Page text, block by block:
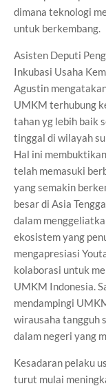
dimana teknologi
untuk berkembang.
Asisten Deputi
Inkubasi Usaha
Agustin
UMKM terhubung
tahan yg lebih baik
tinggal di wilayah
Hal ini
telah memasuki
yang semakin
besar di Asia
dalam
ekosistem yang
mengapresiasi
kolaborasi untuk
UMKM Indonesia.
mendampingi
wirausaha tangguh
dalam negeri yang
Kesadaran pelaku
turut mulai